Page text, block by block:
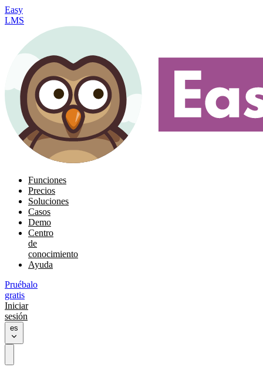
Easy
LMS
Funciones
Precios
Soluciones
Casos
Demo
Centro
de
conocimiento
Ayuda
Pruébalo
gratis
Iniciar
sesión
es